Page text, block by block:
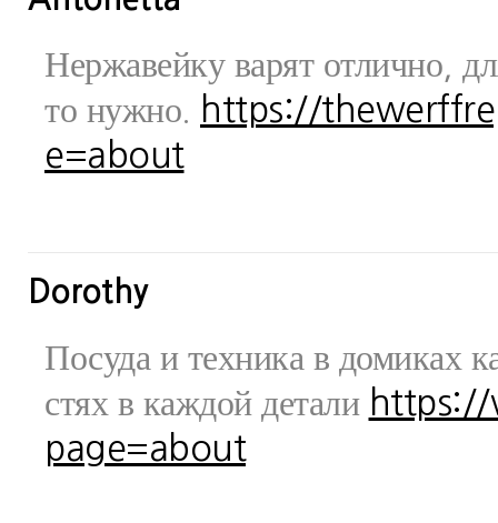
Нержавейку варят отлично,
то нужно.
https://
e=about
Dorothy
Посуда и техника в домиках
стях в каждой детали https://
page=about